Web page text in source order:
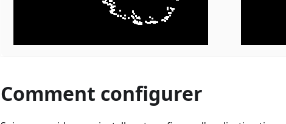
Comment configurer